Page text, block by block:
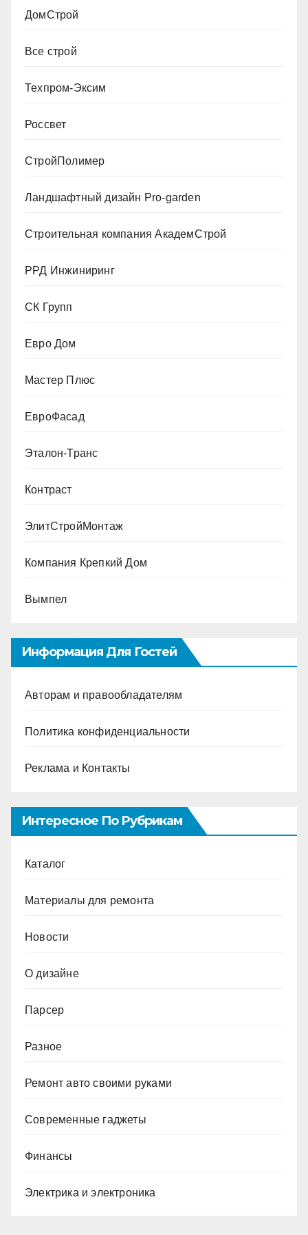
ДомСтрой
Все строй
Техпром-Эксим
Россвет
СтройПолимер
Ландшафтный дизайн Pro-garden
Строительная компания АкадемСтрой
РРД Инжиниринг
СК Групп
Евро Дом
Мастер Плюс
ЕвроФасад
Эталон-Транс
Контраст
ЭлитСтройМонтаж
Компания Крепкий Дом
Вымпел
Информация Для Гостей
Авторам и правообладателям
Политика конфиденциальности
Реклама и Контакты
Интересное По Рубрикам
Каталог
Материалы для ремонта
Новости
О дизайне
Парсер
Разное
Ремонт авто своими руками
Современные гаджеты
Финансы
Электрика и электроника